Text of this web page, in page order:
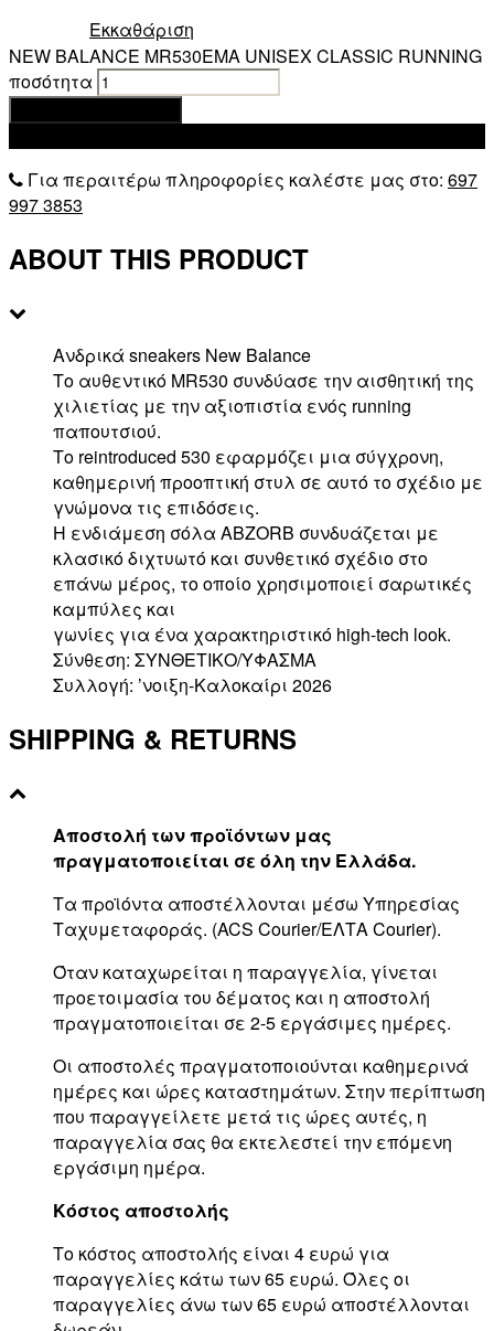
Εκκαθάριση
NEW BALANCE MR530EMA UNISEX CLASSIC RUNNING
ποσότητα
Για περαιτέρω πληροφορίες καλέστε μας στο: 697
997 3853
ABOUT THIS PRODUCT
Ανδρικά sneakers New Balance
Το αυθεντικό MR530 συνδύασε την αισθητική της
χιλιετίας με την αξιοπιστία ενός running
παπουτσιού.
Το reintroduced 530 εφαρμόζει μια σύγχρονη,
καθημερινή προοπτική στυλ σε αυτό το σχέδιο με
γνώμονα τις επιδόσεις.
Η ενδιάμεση σόλα ABZORB συνδυάζεται με
κλασικό διχτυωτό και συνθετικό σχέδιο στο
επάνω μέρος, το οποίο χρησιμοποιεί σαρωτικές
καμπύλες και
γωνίες για ένα χαρακτηριστικό high-tech look.
Σύνθεση: ΣΥΝΘΕΤΙΚΟ/ΥΦΑΣΜΑ
Συλλογή: ’νοιξη-Καλοκαίρι 2026
SHIPPING & RETURNS
Αποστολή των προϊόντων μας
πραγματοποιείται σε όλη την Ελλάδα.
Τα προϊόντα αποστέλλονται μέσω Υπηρεσίας
Ταχυμεταφοράς. (ACS Courier/ΕΛΤΑ Courier).
Όταν καταχωρείται η παραγγελία, γίνεται
προετοιμασία του δέματος και η αποστολή
πραγματοποιείται σε 2-5 εργάσιμες ημέρες.
Οι αποστολές πραγματοποιούνται καθημερινά
ημέρες και ώρες καταστημάτων. Στην περίπτωση
που παραγγείλετε μετά τις ώρες αυτές, η
παραγγελία σας θα εκτελεστεί την επόμενη
εργάσιμη ημέρα.
Κόστος αποστολής
Το κόστος αποστολής είναι 4 ευρώ για
παραγγελίες κάτω των 65 ευρώ. Όλες οι
παραγγελίες άνω των 65 ευρώ αποστέλλονται